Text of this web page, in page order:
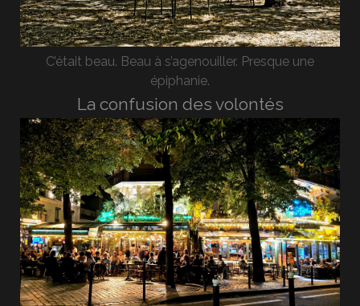
C’était beau. Beau à s’agenouiller. Presque une
épiphanie.
La confusion des volontés